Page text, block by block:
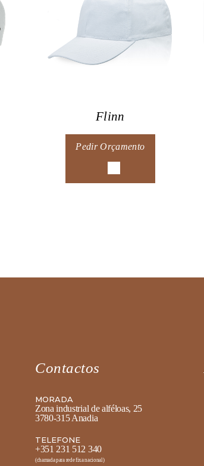
Flinn
Pedir Orçamento
Contactos
MORADA
Zona industrial de alféloas, 25
3780-315 Anadia
TELEFONE
+351 231 512 340
(chamada para rede fixa nacional)